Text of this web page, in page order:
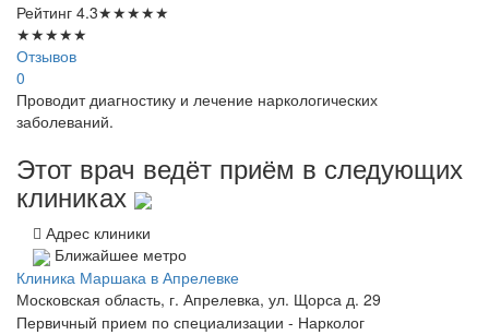
Рейтинг 4.3★★★★★
★★★★★
Отзывов
0
Проводит диагностику и лечение наркологических
заболеваний.
Этот врач ведёт приём в следующих
клиниках
Адрес клиники
Ближайшее метро
Клиника Маршака в Апрелевке
Московская область, г. Апрелевка, ул. Щорса д. 29
Первичный прием по специализации - Нарколог